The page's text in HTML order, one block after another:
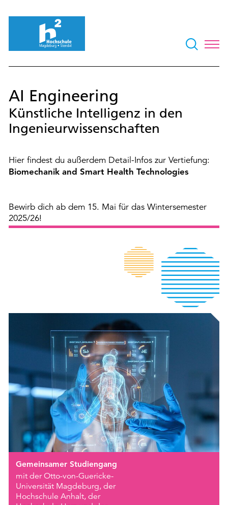
AI Engineering
Künstliche Intelligenz in den
Ingenieurwissenschaften
Hier findest du außerdem Detail-Infos zur Vertiefung:
Biomechanik and Smart Health Technologies
Bewirb dich ab dem 15. Mai für das Wintersemester
2025/26!
Gemeinsamer Studiengang
mit der Otto-von-Guericke-
Universität Magdeburg, der
Hochschule Anhalt, der